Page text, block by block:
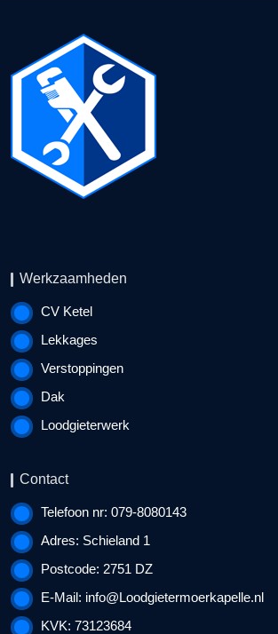
Werkzaamheden
CV Ketel
Lekkages
Verstoppingen
Dak
Loodgieterwerk
Contact
Telefoon nr: 079-8080143
Adres: Schieland 1
Postcode: 2751 DZ
E-Mail: info@Loodgietermoerkapelle.nl
KVK: 73123684